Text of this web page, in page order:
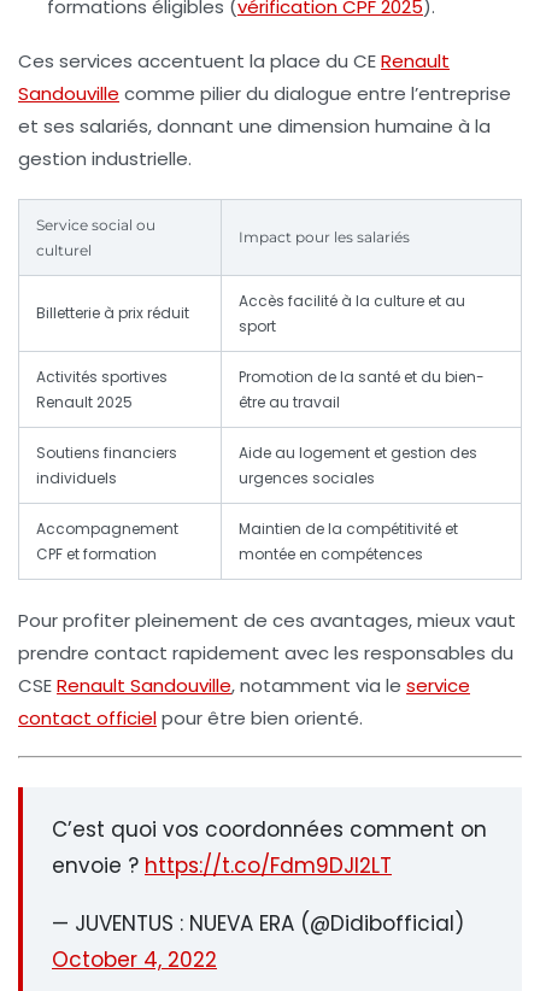
formations éligibles (vérification CPF 2025).
Ces services accentuent la place du CERenault
Sandouville comme pilier du dialogue entre l’entreprise
et ses salariés, donnant une dimension humaine à la
gestion industrielle.
Service social ou
culturel
Impact pour les salariés
Billetterie à prix réduit
Accès facilité à la culture et au
sport
Activités sportives
Renault 2025
Promotion de la santé et du bien-
être au travail
Soutiens financiers
individuels
Aide au logement et gestion des
urgences sociales
Accompagnement
CPF et formation
Maintien de la compétitivité et
montée en compétences
Pour profiter pleinement de ces avantages, mieux vaut
prendre contact rapidement avec les responsables du
CSERenault Sandouville, notamment via le service
contact officielpour être bien orienté.
C’est quoi vos coordonnées comment on
envoie ? https://t.co/Fdm9DJl2LT
— JUVENTUS : NUEVA ERA (@Didibofficial)
October 4, 2022